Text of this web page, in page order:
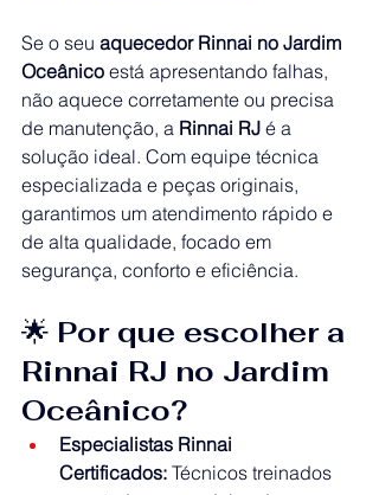
Se o seu aquecedor Rinnai no Jardim
Oceânico está apresentando falhas,
não aquece corretamente ou precisa
de manutenção, a Rinnai RJ é a
solução ideal. Com equipe técnica
especializada e peças originais,
garantimos um atendimento rápido e
de alta qualidade, focado em
segurança, conforto e eficiência.
🌟 Por que escolher a
Rinnai RJ no Jardim
Oceânico?
Especialistas Rinnai
Certificados: Técnicos treinados